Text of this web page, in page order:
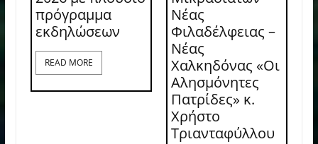
πρόγραμμα
εκδηλώσεων
READ MORE
Νέας
Φιλαδέλφειας –
Νέας
Χαλκηδόνας «Οι
Αλησμόνητες
Πατρίδες» κ.
Χρήστο
Τριανταφύλλου